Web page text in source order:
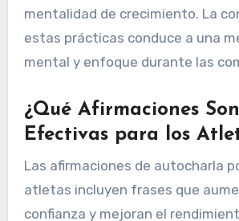
mentalidad de crecimiento. La
estas prácticas conduce a una
mental y enfoque durante las
¿Qué Afirmaciones
Efectivas para los
Las afirmaciones de autocharla
atletas incluyen frases que
confianza y mejoran el